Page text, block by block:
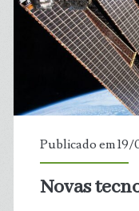
Publicado em
Novas